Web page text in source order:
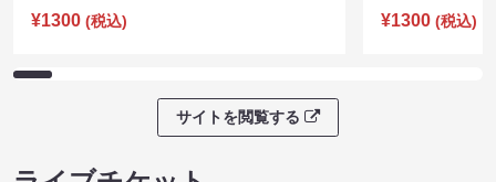
¥1300 (税込)
¥1300 (税込)
サイトを閲覧する